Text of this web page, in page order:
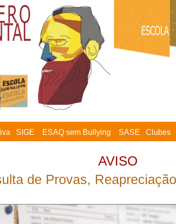
SIGE ESAQ sem Bullying SASE Clubes
AVISO
de Provas,